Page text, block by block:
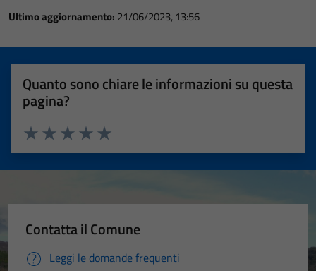
Ultimo aggiornamento: 21/06/2023, 13:56
Quanto sono chiare le informazioni su questa
pagina?
Valuta 5 stelle su 5
Valuta 4 stelle su 5
Valuta 3 stelle su 5
Valuta 2 stelle su 5
Valuta 1 stelle su 5
Contatta il Comune
Leggi le domande frequenti